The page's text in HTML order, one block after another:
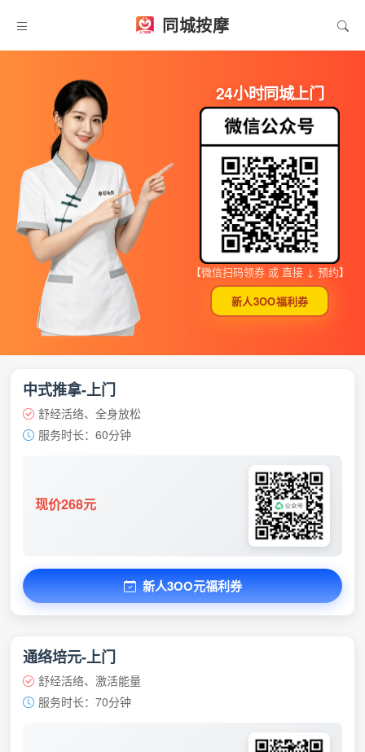
同城按摩
24小时同城上门
【微信扫码领券 或 直接 ↓ 预约】
新人3OO福利券
中式推拿-上门
舒经活络、全身放松
服务时长：60分钟
现价268元
新人3OO元福利券
通络培元-上门
舒经活络、激活能量
服务时长：70分钟